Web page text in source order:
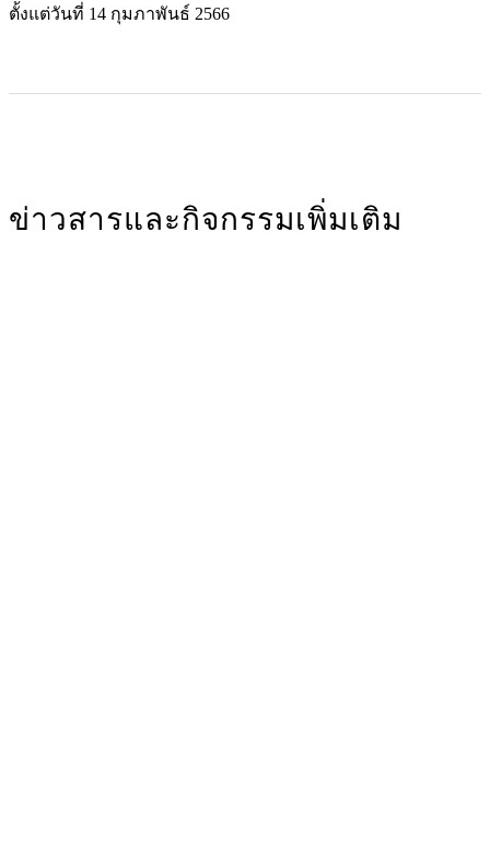
ตั้งแต่วันที่ 14 กุมภาพันธ์ 2566
ข่าวสารและกิจกรรมเพิ่มเติม